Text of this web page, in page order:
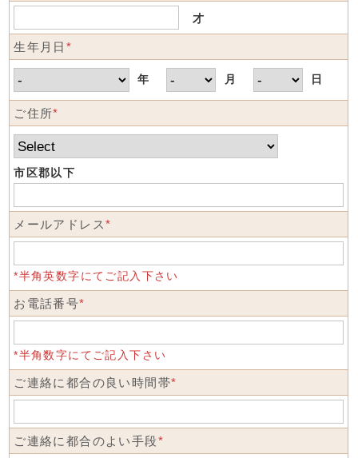
才
生年月日 *
年 月 日
ご住所*
市区郡以下
メールアドレス*
*半角英数字にてご記入下さい
お電話番号*
*半角数字にてご記入下さい
ご連絡に都合の良い時間帯*
ご連絡に都合のよい手段*